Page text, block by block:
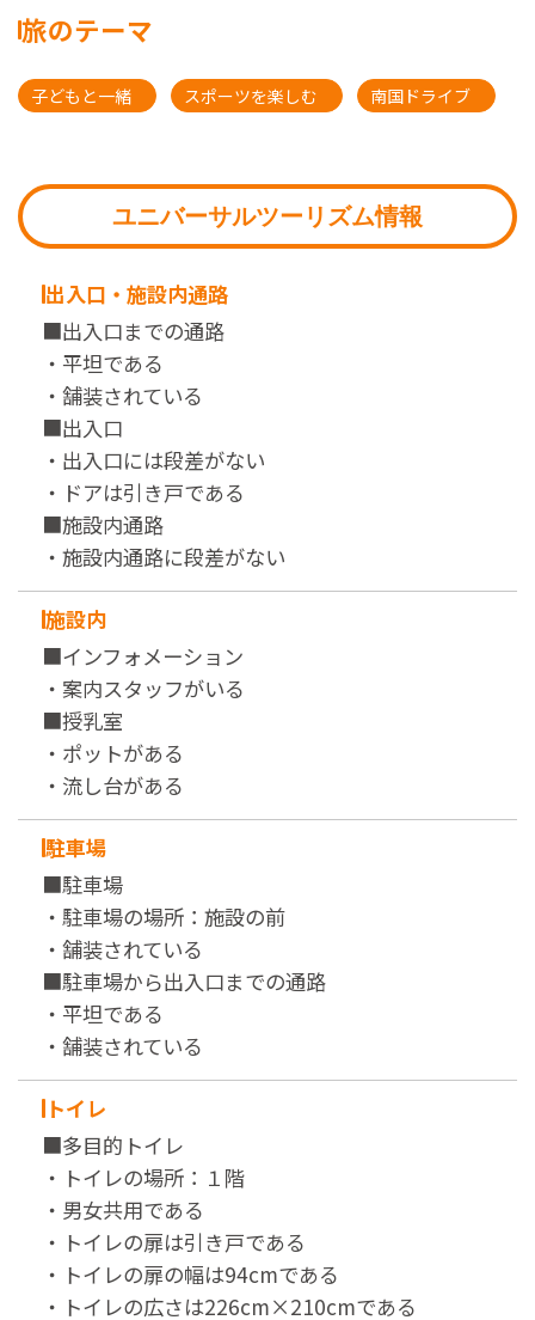
旅のテーマ
子どもと一緒 スポーツを楽しむ 南国ドライブ
ユニバーサルツーリズム情報
出入口・施設内通路
■出入口までの通路
・平坦である
・舗装されている
■出入口
・出入口には段差がない
・ドアは引き戸である
■施設内通路
・施設内通路に段差がない
施設内
■インフォメーション
・案内スタッフがいる
■授乳室
・ポットがある
・流し台がある
駐車場
■駐車場
・駐車場の場所：施設の前
・舗装されている
■駐車場から出入口までの通路
・平坦である
・舗装されている
トイレ
■多目的トイレ
・トイレの場所：１階
・男女共用である
・トイレの扉は引き戸である
・トイレの扉の幅は94cmである
・トイレの広さは226cm×210cmである